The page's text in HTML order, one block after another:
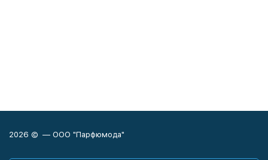
2026 © — ООО "Парфюмода"